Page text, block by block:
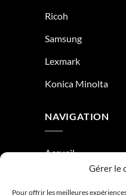
Gérer le
Pour offrir les meilleures
Ricoh
Samsung
Lexmark
Konica Minolta
NAVIGATION
Accueil